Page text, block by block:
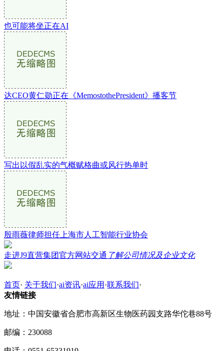
也可能将坐正在AI
达CEO黄仁勋正在《MemostothePresident》播客节
写出以假乱实的气概赋格曲或风行热单时
殷雨薇律师担任上海市人工智能行业协会
走进J9直营集团官方网站交通 了解公司情况及企业文化
首页· 关于我们·ai资讯·ai应用 ·联系我们·
友情链接
地址：中国安徽省合肥市高新区生物医药园支路华佗巷88号
邮编：230088